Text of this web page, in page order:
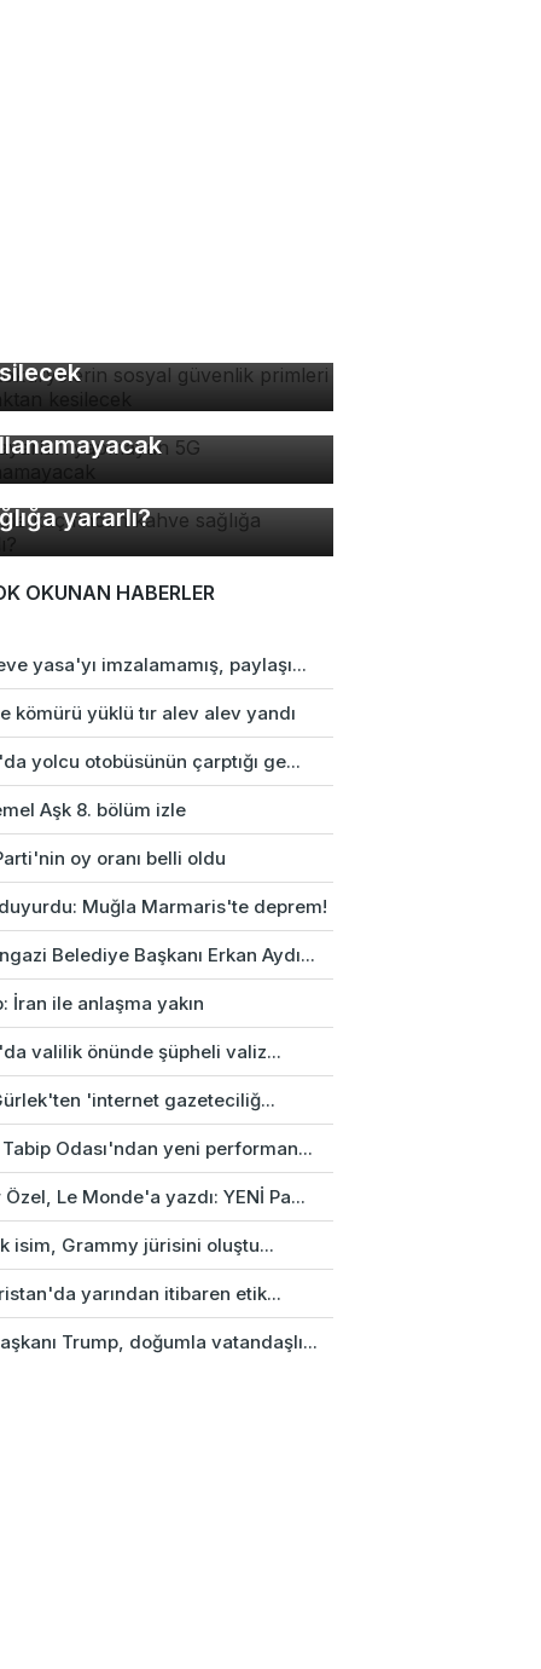
ayarları yapmayan 5G
kaç fincan kahve
yararlı?
OKUNAN HABERLER
yasa'yı imzalamamış, paylaşı...
kömürü yüklü tır alev alev yandı
yolcu otobüsünün çarptığı ge...
Aşk 8. bölüm izle
oy oranı belli oldu
duyurdu: Muğla Marmaris'te deprem!
Belediye Başkanı Erkan Aydı...
İran ile anlaşma yakın
valilik önünde şüpheli valiz...
'internet gazeteciliğ...
Odası'ndan yeni performan...
Le Monde'a yazdı: YENİ Pa...
isim, Grammy jürisini oluştu...
yarından itibaren etik...
Trump, doğumla vatandaşlı...